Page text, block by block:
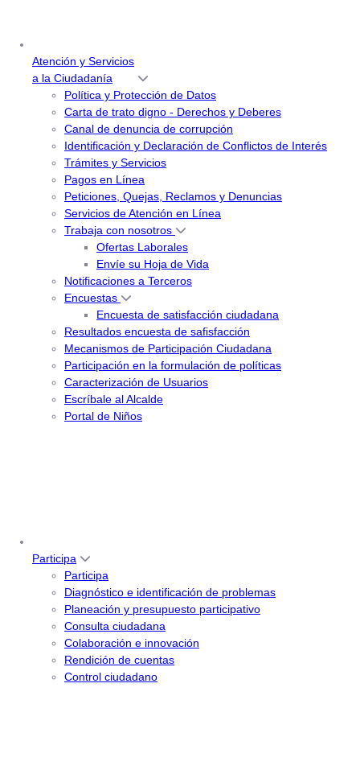
Atención y Servicios
a la Ciudadanía
Política y Protección de Datos
Carta de trato digno - Derechos y Deberes
Canal de denuncia de corrupción
Identificación y Declaración de Conflictos de Interés
Trámites y Servicios
Pagos en Línea
Peticiones, Quejas, Reclamos y Denuncias
Servicios de Atención en Línea
Trabaja con nosotros
Ofertas Laborales
Envíe su Hoja de Vida
Notificaciones a Terceros
Encuestas
Encuesta de satisfacción ciudadana
Resultados encuesta de safisfacción
Mecanismos de Participación Ciudadana
Participación en la formulación de políticas
Caracterización de Usuarios
Escríbale al Alcalde
Portal de Niños
Participa
Participa
Diagnóstico e identificación de problemas
Planeación y presupuesto participativo
Consulta ciudadana
Colaboración e innovación
Rendición de cuentas
Control ciudadano